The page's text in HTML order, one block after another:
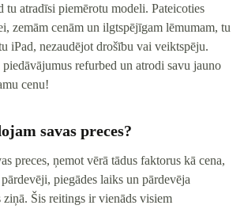
tu atradīsi piemērotu modeli. Pateicoties
zemām cenām un ilgtspējīgam lēmumam, tu
iPad, nezaudējot drošību vai veiktspēju.
refurbed un atrodi savu jauno
cenu!
savas preces?
preces, ņemot vērā tādus faktorus kā cena,
piegādes laiks un pārdevēja
ziņā. Šis reitings ir vienāds visiem